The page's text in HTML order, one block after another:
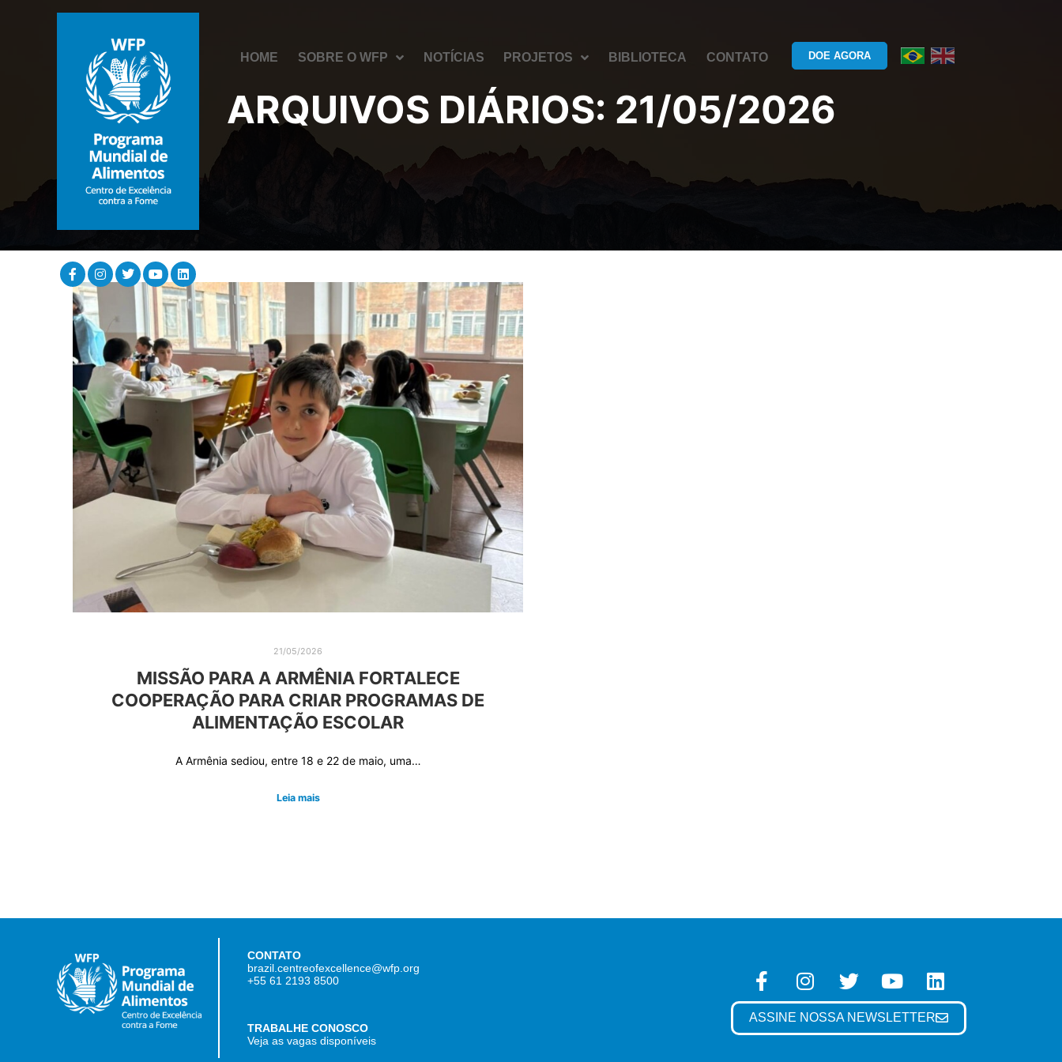
HOME SOBRE O WFP NOTÍCIAS PROJETOS BIBLIOTECA CONTATO DOE AGORA
ARQUIVOS DIÁRIOS: 21/05/2026
21/05/2026
MISSÃO PARA A ARMÊNIA FORTALECE
COOPERAÇÃO PARA CRIAR PROGRAMAS DE
ALIMENTAÇÃO ESCOLAR
A Armênia sediou, entre 18 e 22 de maio, uma…
Leia mais
CONTATO
brazil.centreofexcellence@wfp.org
+55 61 2193 8500
TRABALHE CONOSCO
Veja as vagas disponíveis
ASSINE NOSSA NEWSLETTER